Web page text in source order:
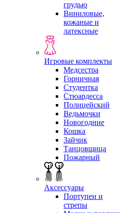
грудью
Виниловые,
кожаные и
латексные
Игровые комплекты
Медсестра
Горничная
Студентка
Стюардесса
Полицейский
Ведьмочки
Новогодние
Кошка
Зайчик
Танцовщица
Пожарный
Аксессуары
Портупеи и
стрепы